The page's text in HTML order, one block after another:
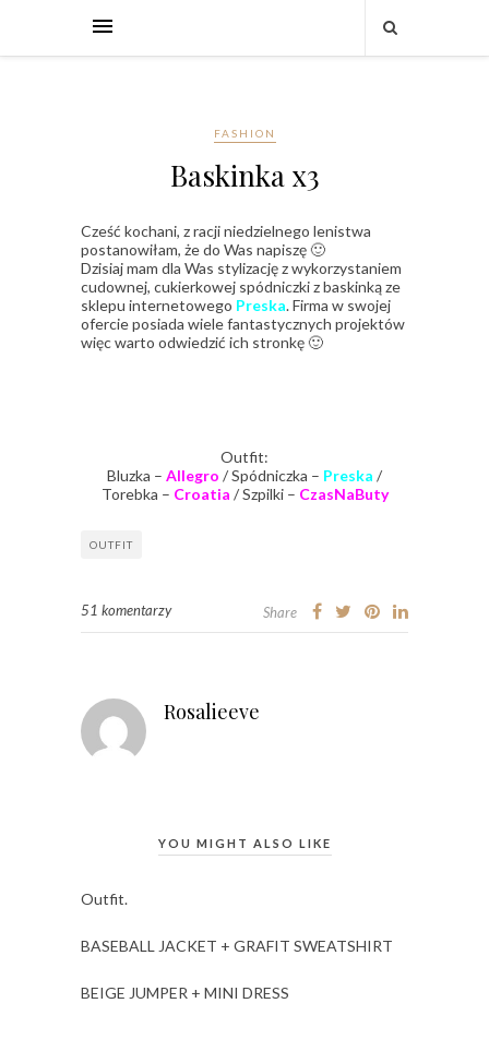
FASHION
Baskinka x3
Cześć kochani, z racji niedzielnego lenistwa
postanowiłam, że do Was napiszę 🙂
Dzisiaj mam dla Was stylizację z wykorzystaniem
cudownej, cukierkowej spódniczki z baskinką ze
sklepu internetowego Preska. Firma w swojej
ofercie posiada wiele fantastycznych projektów
więc warto odwiedzić ich stronkę 🙂
Outfit:
Bluzka – Allegro / Spódniczka – Preska /
Torebka – Croatia / Szpilki – CzasNaButy
OUTFIT
51 komentarzy Share
Rosalieeve
YOU MIGHT ALSO LIKE
Outfit.
BASEBALL JACKET + GRAFIT SWEATSHIRT
BEIGE JUMPER + MINI DRESS